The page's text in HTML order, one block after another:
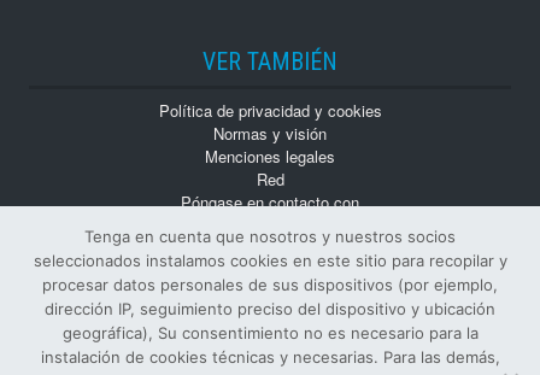
VER TAMBIÉN
Política de privacidad y cookies
Normas y visión
Menciones legales
Red
Póngase en contacto con
Monografías
Números atrasados
Tenga en cuenta que nosotros y nuestros socios
seleccionados instalamos cookies en este sitio para recopilar y
procesar datos personales de sus dispositivos (por ejemplo,
dirección IP, seguimiento preciso del dispositivo y ubicación
geográfica), Su consentimiento no es necesario para la
instalación de cookies técnicas y necesarias. Para las demás,